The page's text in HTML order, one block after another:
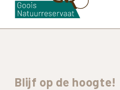
Blijf op de hoogte!